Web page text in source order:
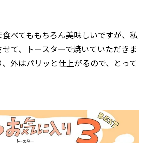
べてももちろん美味しいですが、私
て、トースターで焼いていただきま
外はパリッと仕上がるので、とって